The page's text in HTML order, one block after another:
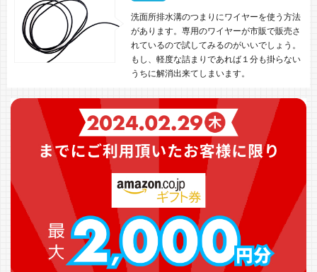
洗面所排水溝のつまりにワイヤーを使う方法
があります。専用のワイヤーが市販で販売さ
れているので試してみるのがいいでしょう。
もし、軽度な詰まりであれば１分も掛らない
うちに解消出来てしまいます。